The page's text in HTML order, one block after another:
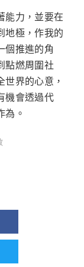
能力，並要在
地極，作我的
個推進的角
點燃周圍社
界的心意，
機會透過代
為。